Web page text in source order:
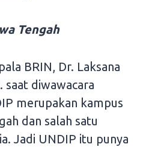
Tengah
BRIN, Dr. Laksana
saat diwawacara
merupakan kampus
dan salah satu
Jadi UNDIP itu punya